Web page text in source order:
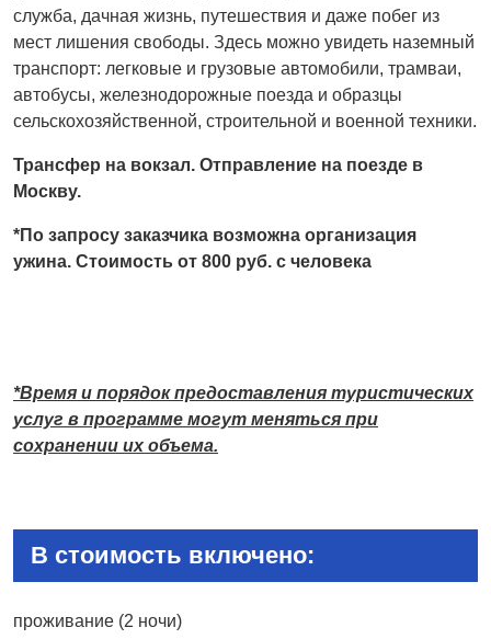
служба, дачная жизнь, путешествия и даже побег из
мест лишения свободы. Здесь можно увидеть наземный
транспорт: легковые и грузовые автомобили, трамваи,
автобусы, железнодорожные поезда и образцы
сельскохозяйственной, строительной и военной техники.
Трансфер на вокзал. Отправление на поезде в
Москву.
*По запросу заказчика возможна организация
ужина. Стоимость от 800 руб. с человека
*Время и порядок предоставления туристических
услуг в программе могут меняться при
сохранении их объема.
В стоимость включено:
проживание (2 ночи)